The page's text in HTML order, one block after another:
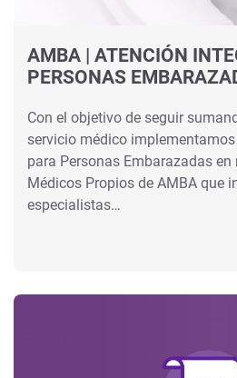
AMBA | ATENCIÓN
PERSONAS
Con el objetivo de seguir
servicio médico
para Personas Embarazadas en
Médicos Propios de AMBA que
especialistas…